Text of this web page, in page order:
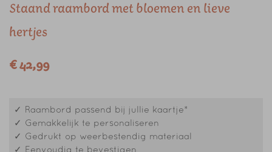
Staand raambord met bloemen en lieve
hertjes
€ 42,99
✓ Raambord passend bij jullie kaartje*
✓ Gemakkelijk te personaliseren
✓ Gedrukt op weerbestendig materiaal
✓ Eenvoudig te bevestigen